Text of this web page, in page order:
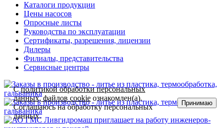
Каталоги продукции
Цены насосов
Опросные листы
Руководства по эксплуатации
Сертификаты, разрешения, лицензии
Дилеры
Филиалы, представительства
Сервисные центры
Сполитикой обработки персональных
данных, файлов cookie ознакомлен(а).
Соглашаюсь на обработку персональных
данных.
Принимаю